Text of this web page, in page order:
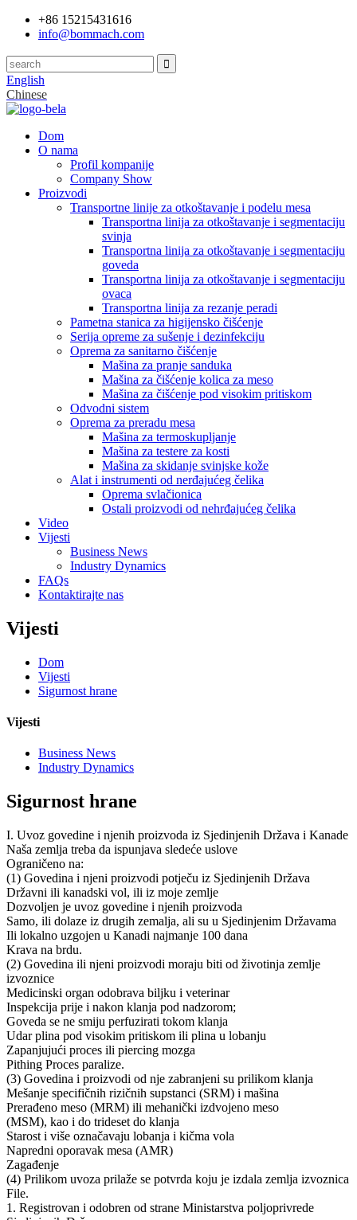
+86 15215431616
info@bommach.com
English
Chinese
Dom
O nama
Profil kompanije
Company Show
Proizvodi
Transportne linije za otkoštavanje i podelu mesa
Transportna linija za otkoštavanje i segmentaciju
svinja
Transportna linija za otkoštavanje i segmentaciju
goveda
Transportna linija za otkoštavanje i segmentaciju
ovaca
Transportna linija za rezanje peradi
Pametna stanica za higijensko čišćenje
Serija opreme za sušenje i dezinfekciju
Oprema za sanitarno čišćenje
Mašina za pranje sanduka
Mašina za čišćenje kolica za meso
Mašina za čišćenje pod visokim pritiskom
Odvodni sistem
Oprema za preradu mesa
Mašina za termoskupljanje
Mašina za testere za kosti
Mašina za skidanje svinjske kože
Alat i instrumenti od nerđajućeg čelika
Oprema svlačionica
Ostali proizvodi od nehrđajućeg čelika
Video
Vijesti
Business News
Industry Dynamics
FAQs
Kontaktirajte nas
Vijesti
Dom
Vijesti
Sigurnost hrane
Vijesti
Business News
Industry Dynamics
Sigurnost hrane
I. Uvoz govedine i njenih proizvoda iz Sjedinjenih Država i Kanade
Naša zemlja treba da ispunjava sledeće uslove
Ograničeno na:
(1) Govedina i njeni proizvodi potječu iz Sjedinjenih Država
Državni ili kanadski vol, ili iz moje zemlje
Dozvoljen je uvoz govedine i njenih proizvoda
Samo, ili dolaze iz drugih zemalja, ali su u Sjedinjenim Državama
Ili lokalno uzgojen u Kanadi najmanje 100 dana
Krava na brdu.
(2) Govedina ili njeni proizvodi moraju biti od životinja zemlje
izvoznice
Medicinski organ odobrava biljku i veterinar
Inspekcija prije i nakon klanja pod nadzorom;
Goveda se ne smiju perfuzirati tokom klanja
Udar plina pod visokim pritiskom ili plina u lobanju
Zapanjujući proces ili piercing mozga
Pithing Proces paralize.
(3) Govedina i proizvodi od nje zabranjeni su prilikom klanja
Mešanje specifičnih rizičnih supstanci (SRM) i mašina
Prerađeno meso (MRM) ili mehanički izdvojeno meso
(MSM), kao i do trideset do klanja
Starost i više označavaju lobanja i kičma vola
Napredni oporavak mesa (AMR)
Zagađenje
(4) Prilikom uvoza prilaže se potvrda koju je izdala zemlja izvoznica
File.
1. Registrovan i odobren od strane Ministarstva poljoprivrede